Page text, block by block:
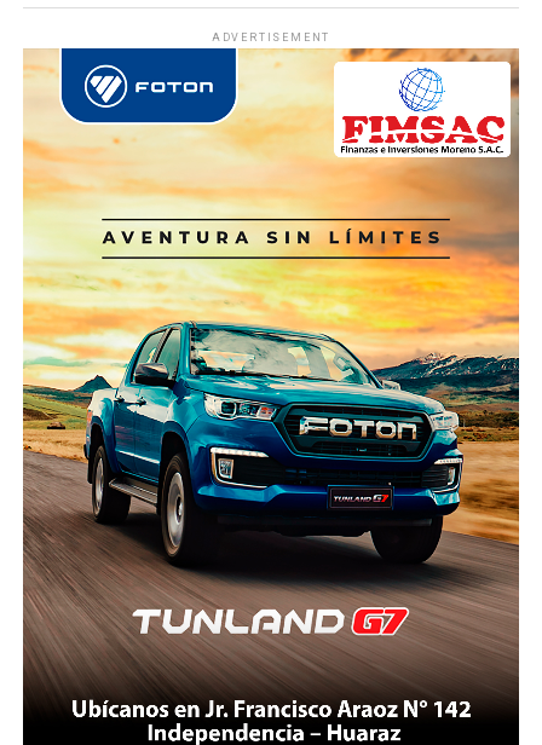
Ver Online
ADVERTISEMENT